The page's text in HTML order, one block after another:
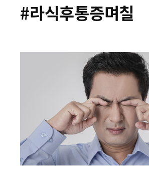
#라식후통증며칠